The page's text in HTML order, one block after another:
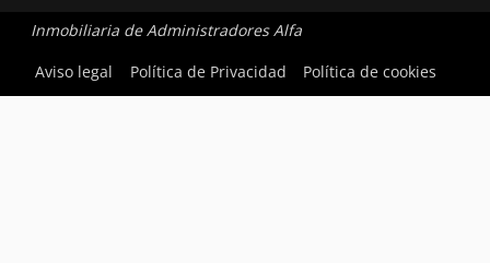
Inmobiliaria de Administradores Alfa
Aviso legal
Política de Privacidad Política de cookies